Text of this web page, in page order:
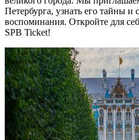
Петербурга, узнать его тайны и
воспоминания. Откройте для
SPB Ticket!